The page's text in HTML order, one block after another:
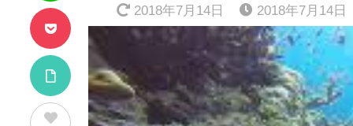
2018年7月14日 2018年7月14日